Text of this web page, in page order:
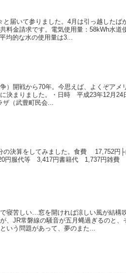
と届いて参りました。4月は引っ越したば
料金請求です。電気使用量：58kWh水道
均的な水の使用量は3...
）開戦から70年。今思えば、よくぞアメ
に決まりました。・日時 平成23年12月
（武豊町民会...
の決算をしてみました。食費 17,752円
円服代等 3,417円書籍代 1,737円雑
寝苦しい…窓を開ければ涼しい風が結構
、JR常磐線の騒音が五月蝿過ぎるのと
いう問題があって、夢のまた...